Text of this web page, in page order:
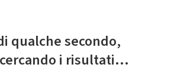
qualche secondo,
i risultati...